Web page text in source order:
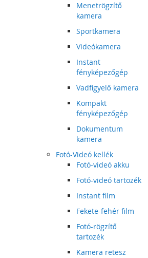
Menetrögzítő
kamera
Sportkamera
Videókamera
Instant
fényképezőgép
Vadfigyelő kamera
Kompakt
fényképezőgép
Dokumentum
kamera
Fotó-Videó kellék
Fotó-videó akku
Fotó-videó tartozék
Instant film
Fekete-fehér film
Fotó-rögzítő
tartozék
Kamera retesz